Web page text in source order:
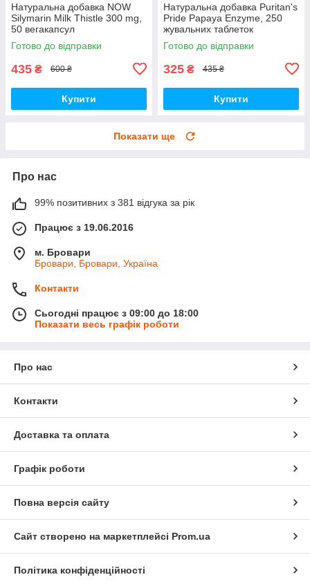
Натуральна добавка NOW
Silymarin Milk Thistle 300 mg,
50 вегакапсул
Готово до відправки
435 ₴ 600 ₴
Купити
Натуральна добавка Puritan's
Pride Papaya Enzyme, 250
жувальних таблеток
Готово до відправки
325 ₴ 435 ₴
Купити
Показати ще
Про нас
99% позитивних з 381 відгука за рік
Працює з 19.06.2016
м. Бровари
Бровари, Бровари, Україна
Контакти
Сьогодні працює з 09:00 до 18:00
Показати весь графік роботи
Про нас
Контакти
Доставка та оплата
Графік роботи
Повна версія сайту
Сайт створено на маркетплейсі Prom.ua
Політика конфіденційності